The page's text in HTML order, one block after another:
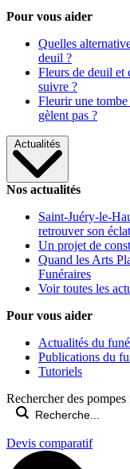
Pour vous aider
Quelles
deuil ?
Fleurs de deuil et
suivre ?
Fleurir une
gèlent pas ?
Actualités
Nos actualités
Saint-Juéry-le-
retrouver son éclat
Un projet de
Quand les Arts
Funéraires
Voir toutes les
Pour vous aider
Actualités du
Publications du
Tutoriels
Rechercher des
Devis comparatif